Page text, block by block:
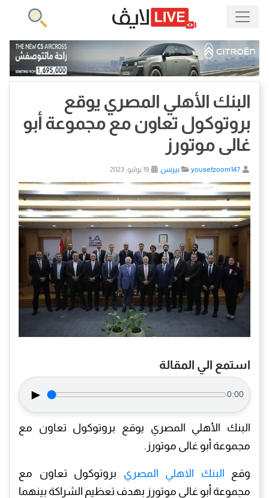
البنك الأهلي المصري يوقع
بروتوكول تعاون مع مجموعة أبو
غالى موتورز
yousefzoom147 بيزنس
استمع الي المقالة
► 0:00
البنك الأهلي المصري يوقع بروتوكول تعاون مع
مجموعة أبو غالى موتورز.
وقع البنك الاهلي المصري بروتوكول تعاون مع
مجموعة أبو غالى موتورز بهدف تعظيم الشراكة بينهما